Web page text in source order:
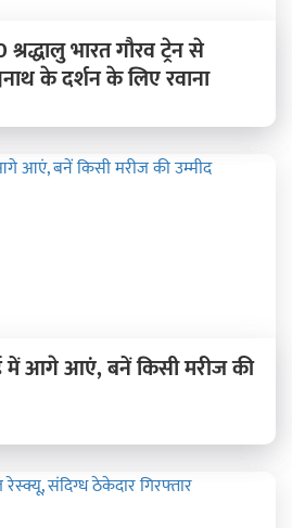
भारत गौरव ट्रेन से
के दर्शन के लिए रवाना
में आगे आएं, बनें किसी मरीज की